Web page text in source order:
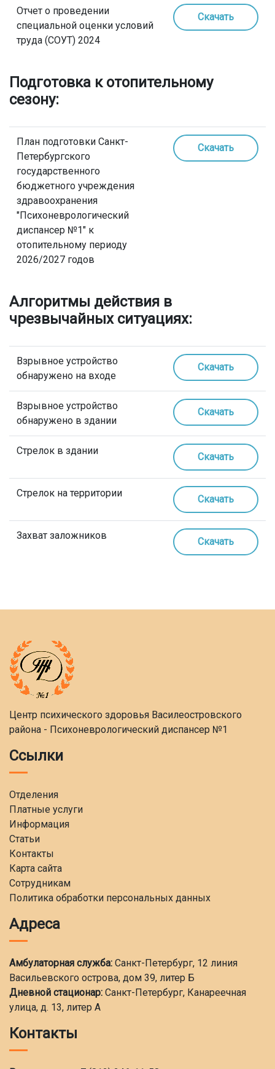
Отчет о проведении
специальной оценки условий
труда (СОУТ) 2024
Скачать
Подготовка к отопительному
сезону:
План подготовки Санкт-
Петербургского
государственного
бюджетного учреждения
здравоохранения
"Психоневрологический
диспансер №1" к
отопительному периоду
2026/2027 годов
Скачать
Алгоритмы действия в
чрезвычайных ситуациях:
Взрывное устройство
обнаружено на входе
Скачать
Взрывное устройство
обнаружено в здании
Скачать
Стрелок в здании
Скачать
Стрелок на территории
Скачать
Захват заложников
Скачать
Центр психического здоровья Василеостровского
района - Психоневрологический диспансер №1
Ссылки
Отделения
Платные услуги
Информация
Статьи
Контакты
Карта сайта
Сотрудникам
Политика обработки персональных данных
Адреса
Амбулаторная служба: Санкт-Петербург, 12 линия
Васильевского острова, дом 39, литер Б
Дневной стационар: Санкт-Петербург, Канареечная
улица, д. 13, литер А
Контакты